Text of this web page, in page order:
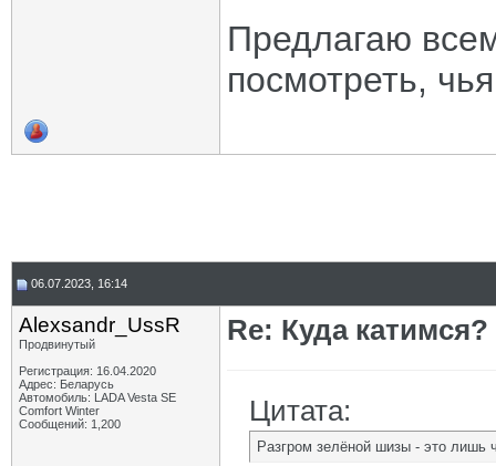
Предлагаю
посмотреть,
06.07.2023, 16:14
Alexsandr_UssR
Продвинутый
Регистрация: 16.04.2020
Адрес: Беларусь
Автомобиль: LADA Vesta SE
Comfort Winter
Сообщений: 1,200
Re: Куда катимся?
Цитата:
Разгром зелёной шизы - это лишь